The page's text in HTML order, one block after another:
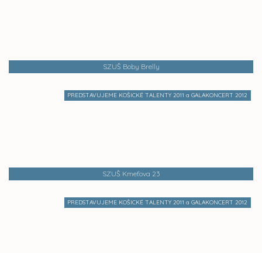
SZUŠ Boby Brelly
PREDSTAVUJEME KOŠICKÉ TALENTY 2011 a GALAKONCERT 2012
SZUŠ Kmeťova 23
PREDSTAVUJEME KOŠICKÉ TALENTY 2011 a GALAKONCERT 2012